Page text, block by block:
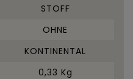
STOFF
OHNE
KONTINENTAL
0,33 Kg